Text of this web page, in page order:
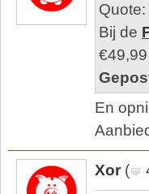
Quote:
Bij de
En
Xor (